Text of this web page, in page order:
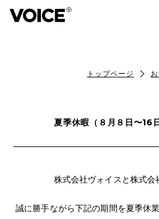
トップページ
夏季休暇（８月８日〜16
株式会社ヴォイスと株式会
誠に勝手ながら下記の期間を夏季休